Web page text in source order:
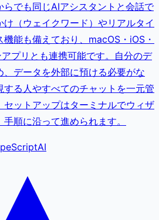
らでも同じAIアシスタントと会話で
（ウェイクワード）やリアルタイ
能も備えており、macOS・iOS・
プリとも連携可能です。自分のデ
データを外部に預ける必要がな
する人やすべてのチャットを一元管
ットアップはターミナルでウィザ
順に沿って進められます。
AI